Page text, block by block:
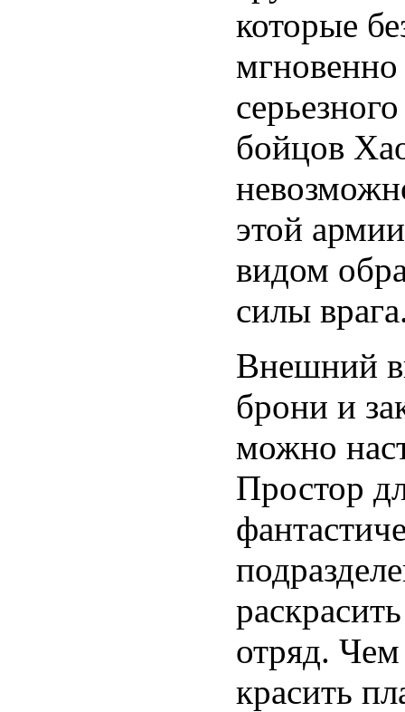
которые
мгновенно
бойцов
этой
видом
силы
Внешний
брони и
можно
Простор
отряд.
красить